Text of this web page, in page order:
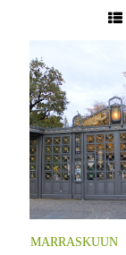
MARRASKUUN